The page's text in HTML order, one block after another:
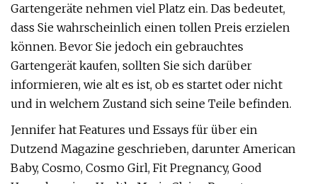
Gartengeräte nehmen viel Platz ein. Das bedeutet,
dass Sie wahrscheinlich einen tollen Preis erzielen
können. Bevor Sie jedoch ein gebrauchtes
Gartengerät kaufen, sollten Sie sich darüber
informieren, wie alt es ist, ob es startet oder nicht
und in welchem ​​Zustand sich seine Teile befinden.
Jennifer hat Features und Essays für über ein
Dutzend Magazine geschrieben, darunter American
Baby, Cosmo, Cosmo Girl, Fit Pregnancy, Good